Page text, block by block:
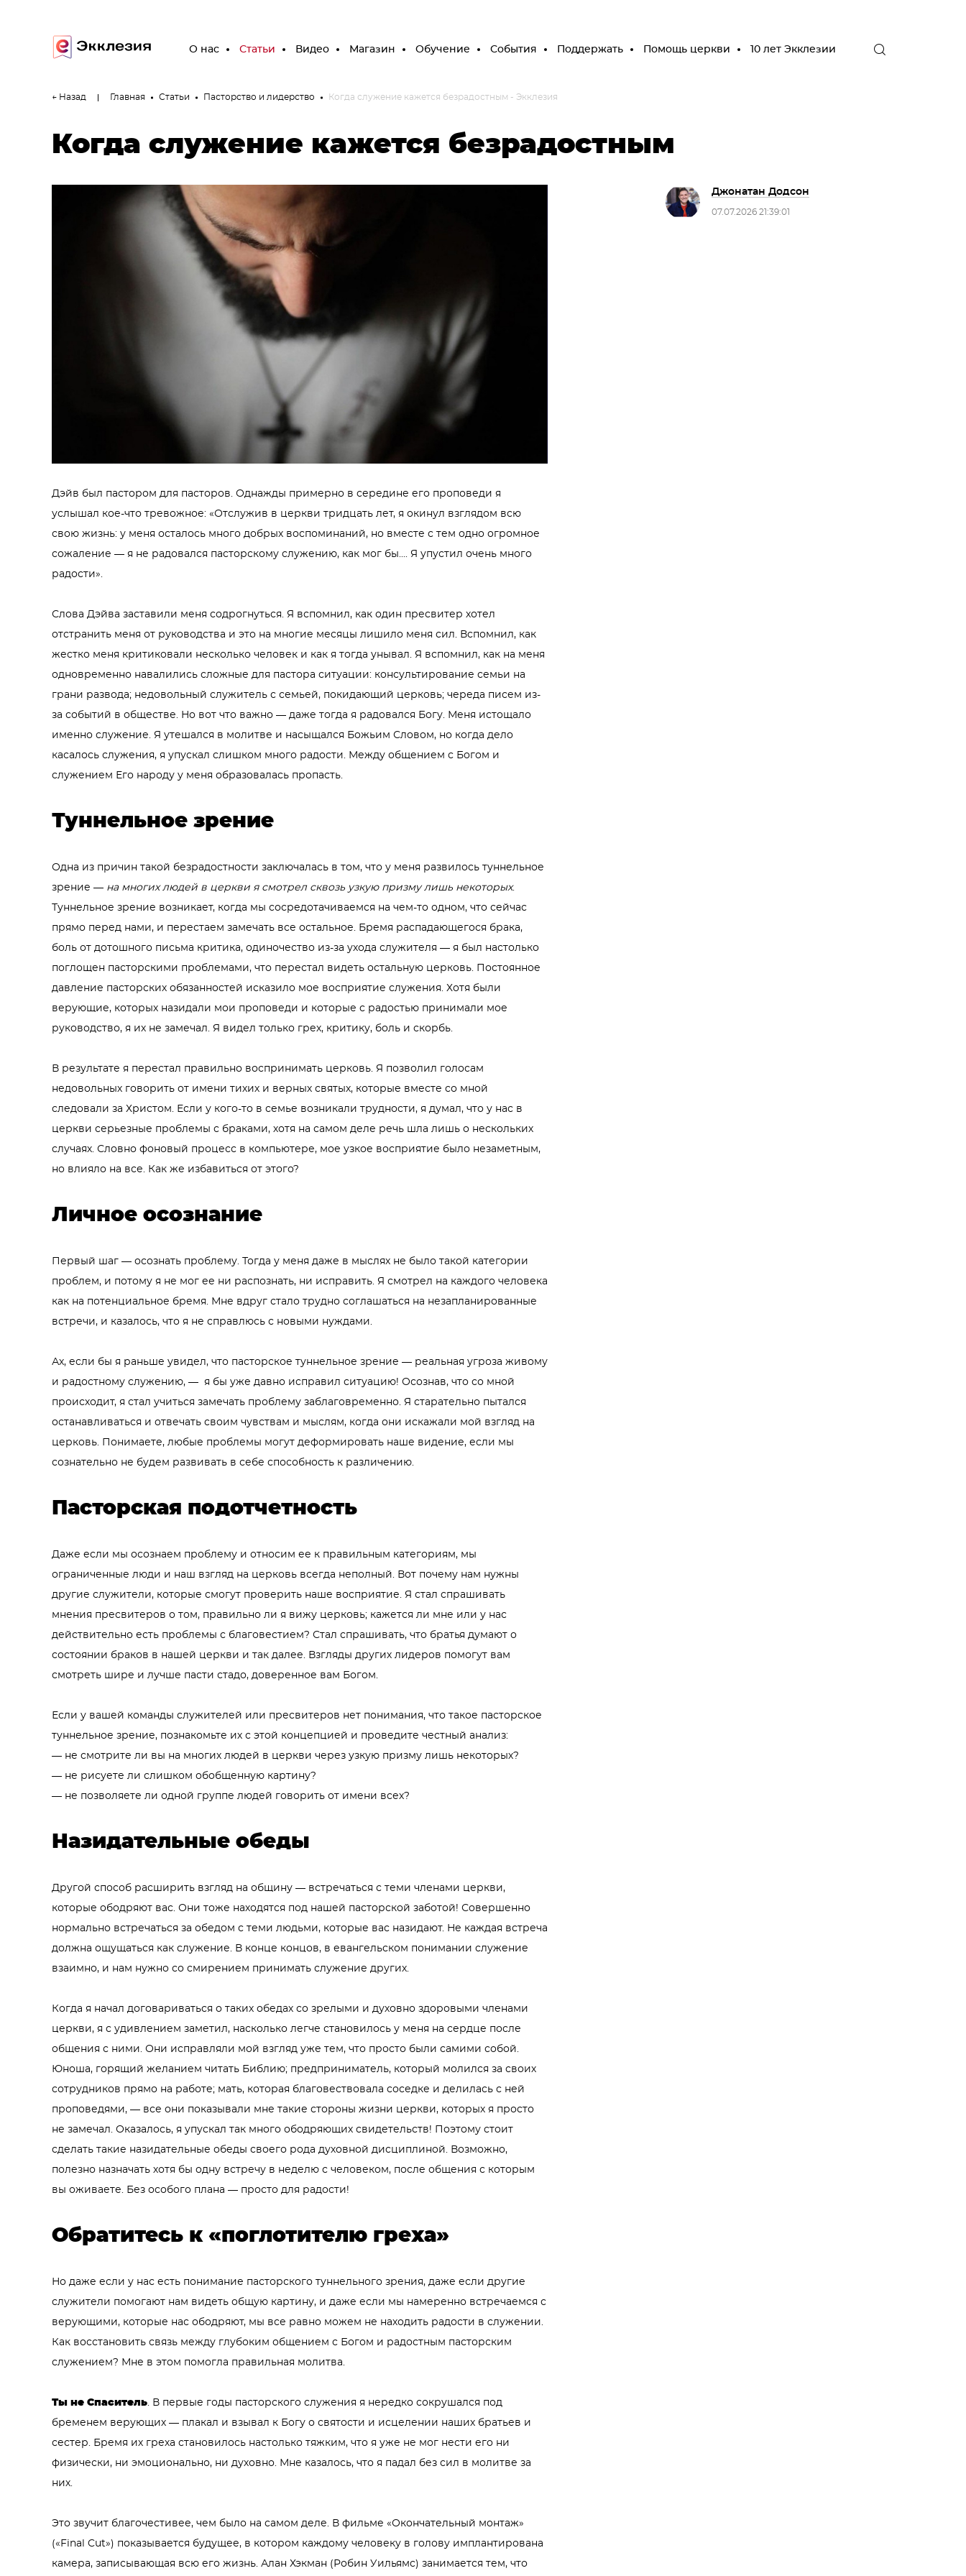
О нас Статьи Видео Магазин Обучение События Поддержать Помощь церкви 10 лет Экклезии
← Назад Главная Статьи Пасторство и лидерство Когда служение кажется безрадостным - Экклезия
Когда служение кажется безрадостным
Джонатан Додсон
07.07.2026 21:39:01
Дэйв был пастором для пасторов. Однажды примерно в середине его проповеди я
услышал кое-что тревожное: «Отслужив в церкви тридцать лет, я окинул взглядом всю
свою жизнь: у меня осталось много добрых воспоминаний, но вместе с тем одно огромное
сожаление — я не радовался пасторскому служению, как мог бы.... Я упустил очень много
радости».
Слова Дэйва заставили меня содрогнуться. Я вспомнил, как один пресвитер хотел
отстранить меня от руководства и это на многие месяцы лишило меня сил. Вспомнил, как
жестко меня критиковали несколько человек и как я тогда унывал. Я вспомнил, как на меня
одновременно навалились сложные для пастора ситуации: консультирование семьи на
грани развода; недовольный служитель с семьей, покидающий церковь; череда писем из-
за событий в обществе. Но вот что важно — даже тогда я радовался Богу. Меня истощало
именно служение. Я утешался в молитве и насыщался Божьим Словом, но когда дело
касалось служения, я упускал слишком много радости. Между общением с Богом и
служением Его народу у меня образовалась пропасть.
Туннельное зрение
Одна из причин такой безрадостности заключалась в том, что у меня развилось туннельное
зрение — на многих людей в церкви я смотрел сквозь узкую призму лишь некоторых.
Туннельное зрение возникает, когда мы сосредотачиваемся на чем-то одном, что сейчас
прямо перед нами, и перестаем замечать все остальное. Бремя распадающегося брака,
боль от дотошного письма критика, одиночество из-за ухода служителя — я был настолько
поглощен пасторскими проблемами, что перестал видеть остальную церковь. Постоянное
давление пасторских обязанностей исказило мое восприятие служения. Хотя были
верующие, которых назидали мои проповеди и которые с радостью принимали мое
руководство, я их не замечал. Я видел только грех, критику, боль и скорбь.
В результате я перестал правильно воспринимать церковь. Я позволил голосам
недовольных говорить от имени тихих и верных святых, которые вместе со мной
следовали за Христом. Если у кого-то в семье возникали трудности, я думал, что у нас в
церкви серьезные проблемы с браками, хотя на самом деле речь шла лишь о нескольких
случаях. Словно фоновый процесс в компьютере, мое узкое восприятие было незаметным,
но влияло на все. Как же избавиться от этого?
Личное осознание
Первый шаг — осознать проблему. Тогда у меня даже в мыслях не было такой категории
проблем, и потому я не мог ее ни распознать, ни исправить. Я смотрел на каждого человека
как на потенциальное бремя. Мне вдруг стало трудно соглашаться на незапланированные
встречи, и казалось, что я не справлюсь с новыми нуждами.
Ах, если бы я раньше увидел, что пасторское туннельное зрение — реальная угроза живому
и радостному служению, — я бы уже давно исправил ситуацию! Осознав, что со мной
происходит, я стал учиться замечать проблему заблаговременно. Я старательно пытался
останавливаться и отвечать своим чувствам и мыслям, когда они искажали мой взгляд на
церковь. Понимаете, любые проблемы могут деформировать наше видение, если мы
сознательно не будем развивать в себе способность к различению.
Пасторская подотчетность
Даже если мы осознаем проблему и относим ее к правильным категориям, мы
ограниченные люди и наш взгляд на церковь всегда неполный. Вот почему нам нужны
другие служители, которые смогут проверить наше восприятие. Я стал спрашивать
мнения пресвитеров о том, правильно ли я вижу церковь; кажется ли мне или у нас
действительно есть проблемы с благовестием? Стал спрашивать, что братья думают о
состоянии браков в нашей церкви и так далее. Взгляды других лидеров помогут вам
смотреть шире и лучше пасти стадо, доверенное вам Богом.
Если у вашей команды служителей или пресвитеров нет понимания, что такое пасторское
туннельное зрение, познакомьте их с этой концепцией и проведите честный анализ:
— не смотрите ли вы на многих людей в церкви через узкую призму лишь некоторых?
— не рисуете ли слишком обобщенную картину?
— не позволяете ли одной группе людей говорить от имени всех?
Назидательные обеды
Другой способ расширить взгляд на общину — встречаться с теми членами церкви,
которые ободряют вас. Они тоже находятся под нашей пасторской заботой! Совершенно
нормально встречаться за обедом с теми людьми, которые вас назидают. Не каждая встреча
должна ощущаться как служение. В конце концов, в евангельском понимании служение
взаимно, и нам нужно со смирением принимать служение других.
Когда я начал договариваться о таких обедах со зрелыми и духовно здоровыми членами
церкви, я с удивлением заметил, насколько легче становилось у меня на сердце после
общения с ними. Они исправляли мой взгляд уже тем, что просто были самими собой.
Юноша, горящий желанием читать Библию; предприниматель, который молился за своих
сотрудников прямо на работе; мать, которая благовествовала соседке и делилась с ней
проповедями, — все они показывали мне такие стороны жизни церкви, которых я просто
не замечал. Оказалось, я упускал так много ободряющих свидетельств! Поэтому стоит
сделать такие назидательные обеды своего рода духовной дисциплиной. Возможно,
полезно назначать хотя бы одну встречу в неделю с человеком, после общения с которым
вы оживаете. Без особого плана — просто для радости!
Обратитесь к «поглотителю греха»
Но даже если у нас есть понимание пасторского туннельного зрения, даже если другие
служители помогают нам видеть общую картину, и даже если мы намеренно встречаемся с
верующими, которые нас ободряют, мы все равно можем не находить радости в служении.
Как восстановить связь между глубоким общением с Богом и радостным пасторским
служением? Мне в этом помогла правильная молитва.
Ты не Спаситель. В первые годы пасторского служения я нередко сокрушался под
бременем верующих — плакал и взывал к Богу о святости и исцелении наших братьев и
сестер. Бремя их греха становилось настолько тяжким, что я уже не мог нести его ни
физически, ни эмоционально, ни духовно. Мне казалось, что я падал без сил в молитве за
них.
Это звучит благочестивее, чем было на самом деле. В фильме «Окончательный монтаж»
(«Final Cut») показывается будущее, в котором каждому человеку в голову имплантирована
камера, записывающая всю его жизнь. Алан Хэкман (Робин Уильямс) занимается тем, что